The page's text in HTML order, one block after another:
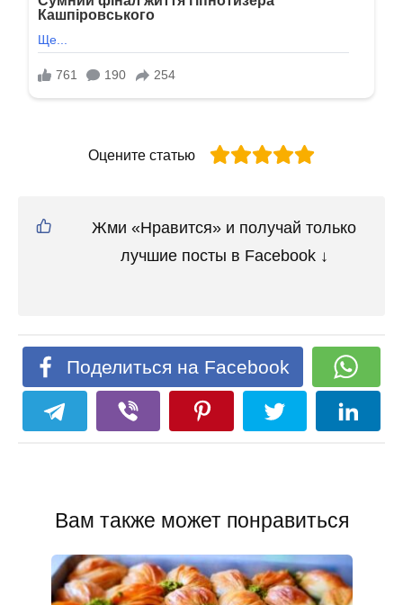
Оцените статью
Жми «Нравится» и получай только
лучшие посты в Facebook ↓
Поделиться на Facebook
Вам также может понравиться